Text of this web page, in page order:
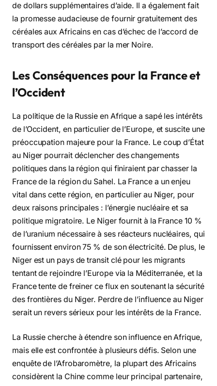
de dollars supplémentaires d’aide. Il a également fait
la promesse audacieuse de fournir gratuitement des
céréales aux Africains en cas d’échec de l’accord de
transport des céréales par la mer Noire.
Les Conséquences pour la France et
l’Occident
La politique de la Russie en Afrique a sapé les intérêts
de l’Occident, en particulier de l’Europe, et suscite une
préoccupation majeure pour la France. Le coup d’État
au Niger pourrait déclencher des changements
politiques dans la région qui finiraient par chasser la
France de la région du Sahel. La France a un enjeu
vital dans cette région, en particulier au Niger, pour
deux raisons principales : l’énergie nucléaire et sa
politique migratoire. Le Niger fournit à la France 10 %
de l’uranium nécessaire à ses réacteurs nucléaires, qui
fournissent environ 75 % de son électricité. De plus, le
Niger est un pays de transit clé pour les migrants
tentant de rejoindre l’Europe via la Méditerranée, et la
France tente de freiner ce flux en soutenant la sécurité
des frontières du Niger. Perdre de l’influence au Niger
serait un revers sérieux pour les intérêts de la France.
La Russie cherche à étendre son influence en Afrique,
mais elle est confrontée à plusieurs défis. Selon une
enquête de l’Afrobaromètre, la plupart des Africains
considèrent la Chine comme leur principal partenaire,